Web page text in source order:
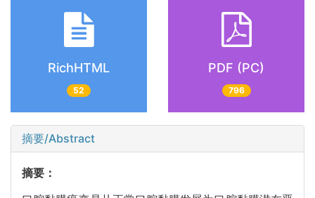
RichHTML
52
PDF (PC)
796
摘要/Abstract
摘要：